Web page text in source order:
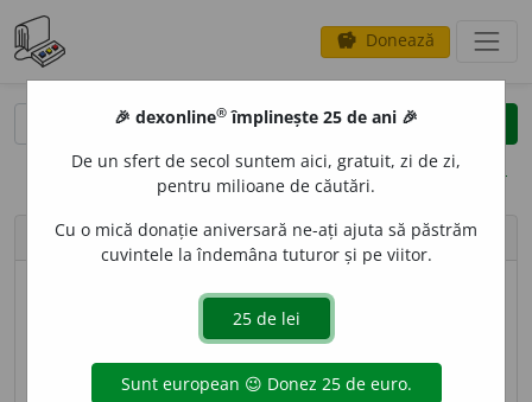
savings Donează
opțiuni
cata
cata [AT] francu [DOT] com
🎉 dexonline® împlinește 25 de ani 🎉
De un sfert de secol suntem aici, gratuit, zi de zi,
pentru milioane de căutări.
Cu o mică donație aniversară ne-ați ajuta să păstrăm
cuvintele la îndemâna tuturor și pe viitor.